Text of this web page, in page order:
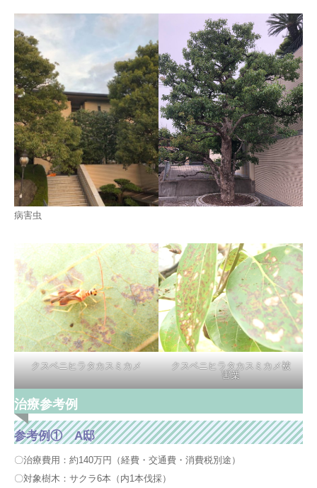
病害虫
クスベニヒラタカスミカメ
クスベニヒラタカスミカメ被
害葉
治療参考例
参考例① A邸
〇治療費用：約140万円（経費・交通費・消費税別途）
〇対象樹木：サクラ6本（内1本伐採）